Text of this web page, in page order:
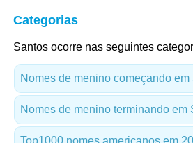
Categorias
Santos ocorre nas seguintes
Nomes de menino começando em
Nomes de menino terminando em
Top1000 nomes americanos em